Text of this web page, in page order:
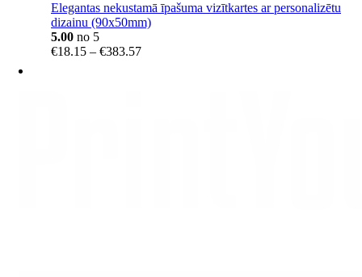
Elegantas nekustamā īpašuma vizītkartes ar personalizētu
dizainu (90x50mm)
5.00 no 5
€18.15 – €383.57Price